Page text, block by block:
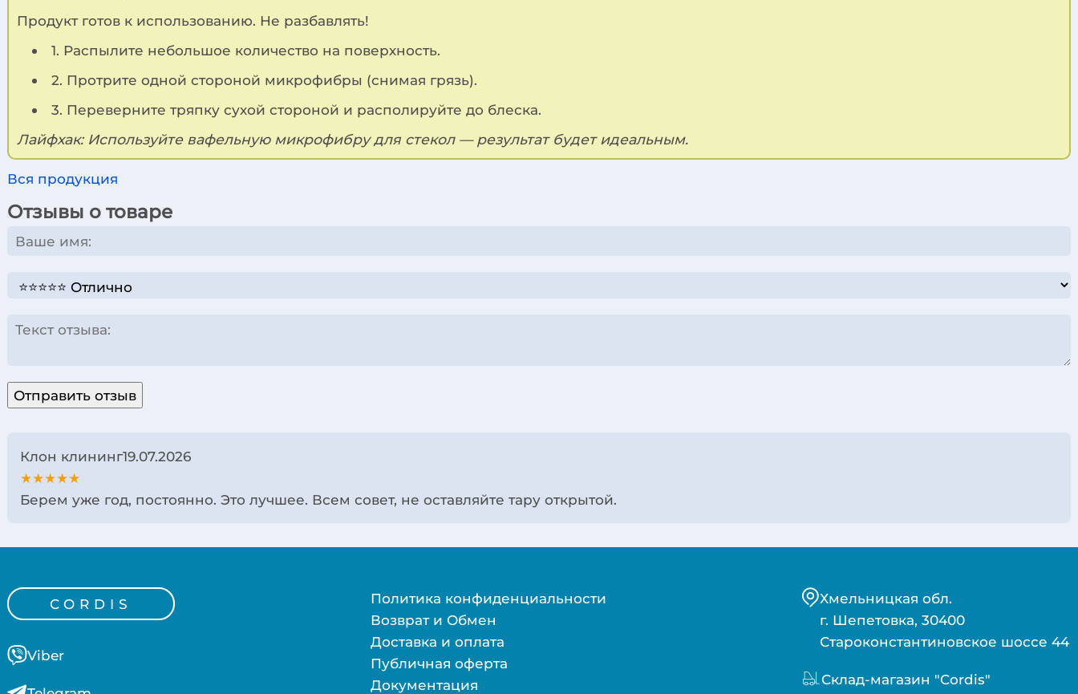
Продукт готов к использованию. Не разбавлять!
1. Распылите небольшое количество на поверхность.
2. Протрите одной стороной микрофибры (снимая грязь).
3. Переверните тряпку сухой стороной и располируйте до блеска.
Лайфхак: Используйте вафельную микрофибру для стекол — результат будет идеальным.
Вся продукция
Отзывы о товаре
Отправить отзыв
Клон клининг19.07.2026
★★★★★
Берем уже год, постоянно. Это лучшее. Всем совет, не оставляйте тару открытой.
CORDIS
Viber
Политика конфиденциальности
Возврат и Обмен
Доставка и оплата
Публичная оферта
Документация
Хмельницкая обл.
г. Шепетовка, 30400
Староконстантиновское шоссе 44
Склад-магазин "Cordis"